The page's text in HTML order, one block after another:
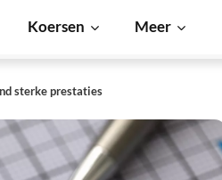
Koersen Meer
sterke prestaties